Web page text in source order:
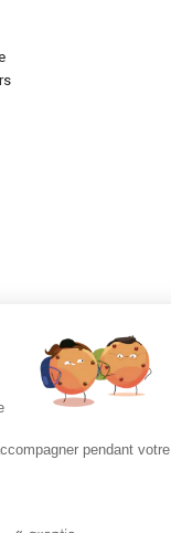
pendant votre